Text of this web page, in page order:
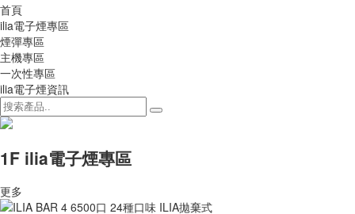
首頁
ilia電子煙專區
煙彈專區
主機專區
一次性專區
ilia電子煙資訊
1F ilia電子煙專區
更多